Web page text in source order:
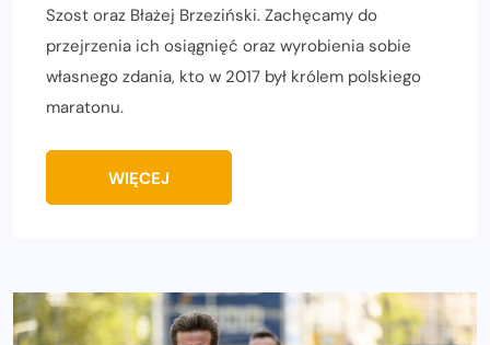
Szost oraz Błażej Brzeziński. Zachęcamy do
przejrzenia ich osiągnięć oraz wyrobienia sobie
własnego zdania, kto w 2017 był królem polskiego
maratonu.
WIĘCEJ